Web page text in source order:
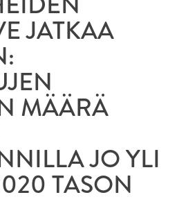
JATKAA
MÄÄRÄ
JO YLI
TASON